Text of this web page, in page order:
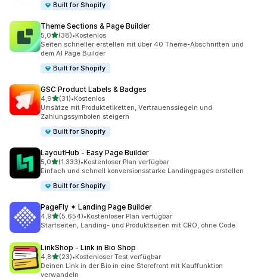
Built for Shopify
Theme Sections & Page Builder
5,0von 5 Sternen
(38)
38 Rezensionen insgesamt
•Kostenlos
Seiten schneller erstellen mit über 40 Theme-Abschnitten und
dem AI Page Builder
Built for Shopify
GSC Product Labels & Badges
4,9von 5 Sternen
(31)
31 Rezensionen insgesamt
•Kostenlos
Umsätze mit Produktetiketten, Vertrauenssiegeln und
Zahlungssymbolen steigern
Built for Shopify
LayoutHub ‑ Easy Page Builder
5,0von 5 Sternen
(1.333)
1333 Rezensionen insgesamt
•Kostenloser Plan verfügbar
Einfach und schnell konversionsstarke Landingpages erstellen
Built for Shopify
PageFly ✦ Landing Page Builder
4,9von 5 Sternen
(5.654)
5654 Rezensionen insgesamt
•Kostenloser Plan verfügbar
Startseiten, Landing- und Produktseiten mit CRO, ohne Code
LinkShop ‑ Link in Bio Shop
4,8von 5 Sternen
(23)
23 Rezensionen insgesamt
•Kostenloser Test verfügbar
Deinen Link in der Bio in eine Storefront mit Kauffunktion
verwandeln